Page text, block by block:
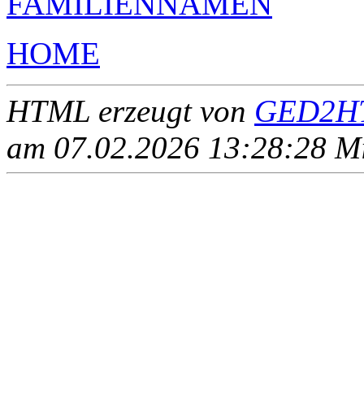
HOME
HTML erzeugt von
am 07.02.2026 13:28:28